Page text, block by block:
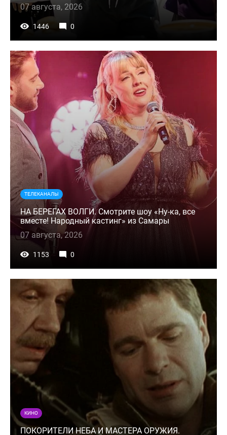
07 августа, 2026
1446 0
ТЕЛЕКАНАЛЫ
НА БЕРЕГАХ ВОЛГИ. Смотрите шоу «Ну-ка, все
вместе! Народный кастинг» из Самары
07 августа, 2026
1153 0
КИНО
ПОКОРИТЕЛИ НЕБА И МАСТЕРА ОРУЖИЯ.